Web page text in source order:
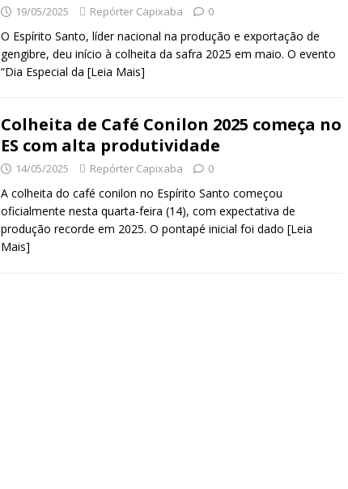
19/05/2025 Repórter Capixaba 0
O Espírito Santo, líder nacional na produção e exportação de
gengibre, deu início à colheita da safra 2025 em maio. O evento
“Dia Especial da [Leia Mais]
Colheita de Café Conilon 2025 começa no
ES com alta produtividade
14/05/2025 Repórter Capixaba 0
A colheita do café conilon no Espírito Santo começou
oficialmente nesta quarta-feira (14), com expectativa de
produção recorde em 2025. O pontapé inicial foi dado [Leia
Mais]